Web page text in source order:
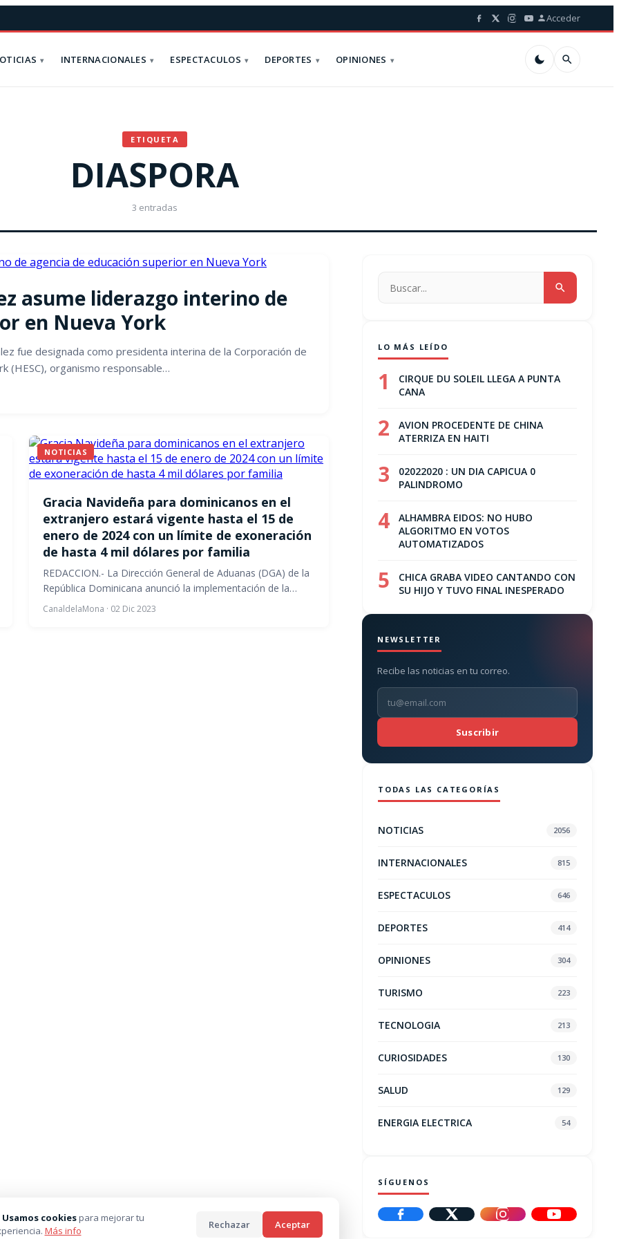
Acceder
INTERNACIONALES ESPECTACULOS DEPORTES OPINIONES
ETIQUETA
DIASPORA
3 entradas
asume liderazgo interino de
en Nueva York
fue designada como presidenta interina de la Corporación de
(HESC), organismo responsable…
NOTICIAS
Gracia Navideña para dominicanos en el
extranjero estará vigente hasta el 15 de
enero de 2024 con un límite de exoneración
de hasta 4 mil dólares por familia
REDACCION.- La Dirección General de Aduanas (DGA) de la
República Dominicana anunció la implementación de la…
CanaldelaMona · 02 Dic 2023
LO MÁS LEÍDO
1
CIRQUE DU SOLEIL LLEGA A PUNTA
CANA
2
AVION PROCEDENTE DE CHINA
ATERRIZA EN HAITI
3
02022020 : UN DIA CAPICUA 0
PALINDROMO
4
ALHAMBRA EIDOS: NO HUBO
ALGORITMO EN VOTOS
AUTOMATIZADOS
5
CHICA GRABA VIDEO CANTANDO CON
SU HIJO Y TUVO FINAL INESPERADO
NEWSLETTER
Recibe las noticias en tu correo.
Suscribir
TODAS LAS CATEGORÍAS
NOTICIAS 2056
INTERNACIONALES 815
ESPECTACULOS 646
DEPORTES 414
OPINIONES 304
TURISMO 223
TECNOLOGIA 213
CURIOSIDADES 130
SALUD 129
ENERGIA ELECTRICA 54
SÍGUENOS
Usamos cookiespara mejorar tu
Más info Rechazar Aceptar